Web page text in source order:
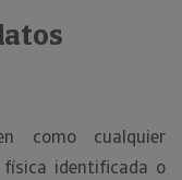
como cualquier
identificada o